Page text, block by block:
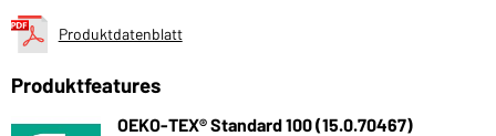
Produktdatenblatt
Produktfeatures
OEKO-TEX® Standard 100 (15.0.70467)